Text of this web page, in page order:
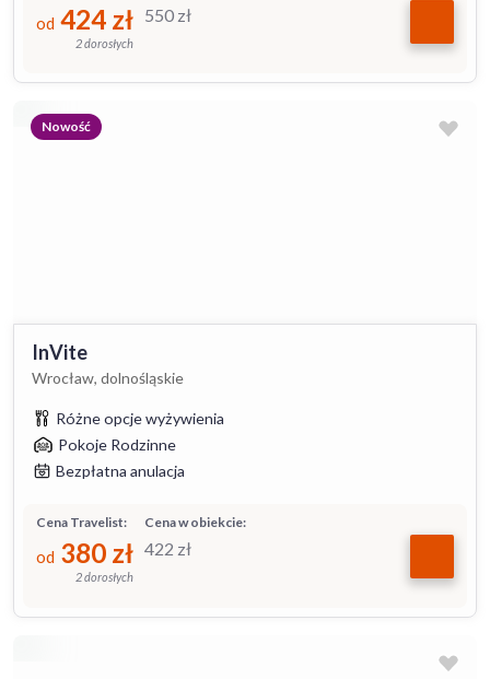
550 zł
od 424 zł
2 dorosłych
Nowość
InVite
Wrocław, dolnośląskie
Różne opcje wyżywienia
Pokoje Rodzinne
Bezpłatna anulacja
Cena w obiekcie:
422 zł
Cena Travelist:
od 380 zł
2 dorosłych